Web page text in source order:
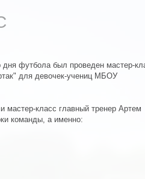
дня футбола был проведен мастер-
для девочек-учениц МБОУ
мастер-класс главный тренер Артем
команды, а именно: